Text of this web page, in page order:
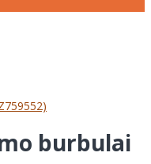
burbulai